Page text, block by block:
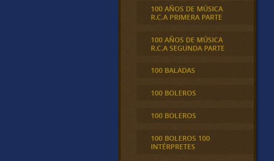
100 AÑOS DE MÚSICA
R.C.A PRIMERA PARTE
100 AÑOS DE MÚSICA
R.C.A SEGUNDA PARTE
100 BALADAS
100 BOLEROS
100 BOLEROS
100 BOLEROS 100
INTÉRPRETES